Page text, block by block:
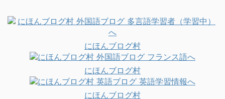
にほんブログ村
にほんブログ村
にほんブログ村